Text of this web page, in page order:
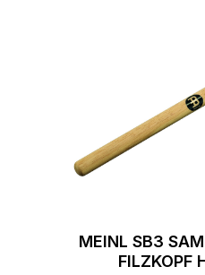
MEINL SB3
FILZKOPF